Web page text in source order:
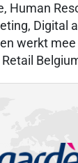
Human
Digital
werkt